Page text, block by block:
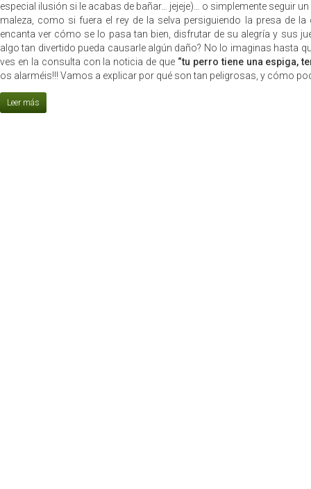
especial ilusión si le acabas de bañar… jejeje)… o simplemente seguir
maleza, como si fuera el rey de la selva persiguiendo la presa de la
encanta ver cómo se lo pasa tan bien, disfrutar de su alegría y sus
algo tan divertido pueda causarle algún daño? No lo imaginas hasta
ves en la consulta con la noticia de que “tu perro tiene una espiga,
os alarméis!!! Vamos a explicar por qué son tan peligrosas, y cómo